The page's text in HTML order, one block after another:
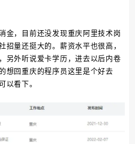
金，目前还没发现重庆阿里技术岗
招量还挺大的。薪资水平也很高，
另外听说爱卡学历，进去以后内卷
想回重庆的程序员这里是个好去
以看下。